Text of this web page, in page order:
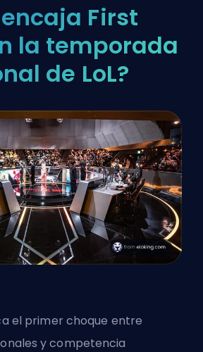
First
la temporada
de LoL?
el primer choque entre
y competencia